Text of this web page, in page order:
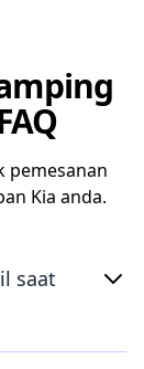
pemesanan
Kia anda.
saat